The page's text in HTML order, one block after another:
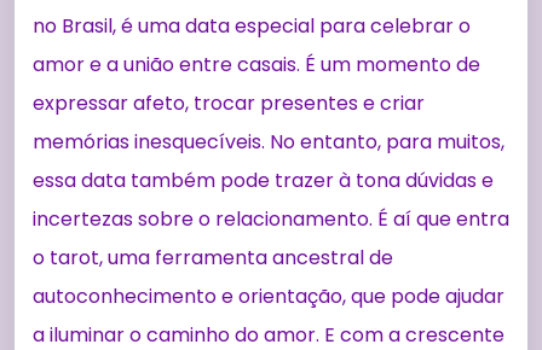
no Brasil, é uma data especial para celebrar o
amor e a união entre casais. É um momento de
expressar afeto, trocar presentes e criar
memórias inesquecíveis. No entanto, para muitos,
essa data também pode trazer à tona dúvidas e
incertezas sobre o relacionamento. É aí que entra
o tarot, uma ferramenta ancestral de
autoconhecimento e orientação, que pode ajudar
a iluminar o caminho do amor. E com a crescente